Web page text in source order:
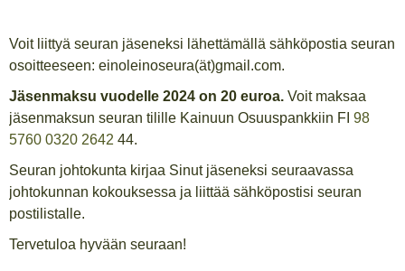
Voit liittyä seuran jäseneksi lähettämällä sähköpostia seuran
osoitteeseen: einoleinoseura(ät)gmail.com.
Jäsenmaksu vuodelle 2024 on 20 euroa. Voit maksaa
jäsenmaksun seuran tilille Kainuun Osuuspankkiin FI 98
5760 0320 2642 44.
Seuran johtokunta kirjaa Sinut jäseneksi seuraavassa
johtokunnan kokouksessa ja liittää sähköpostisi seuran
postilistalle.
Tervetuloa hyvään seuraan!